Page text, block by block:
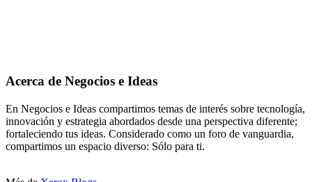
Acerca de Negocios e Ideas
En Negocios e Ideas compartimos temas de interés sobre tecnología,
innovación y estrategia abordados desde una perspectiva diferente;
fortaleciendo tus ideas. Considerado como un foro de vanguardia,
compartimos un espacio diverso: Sólo para ti.